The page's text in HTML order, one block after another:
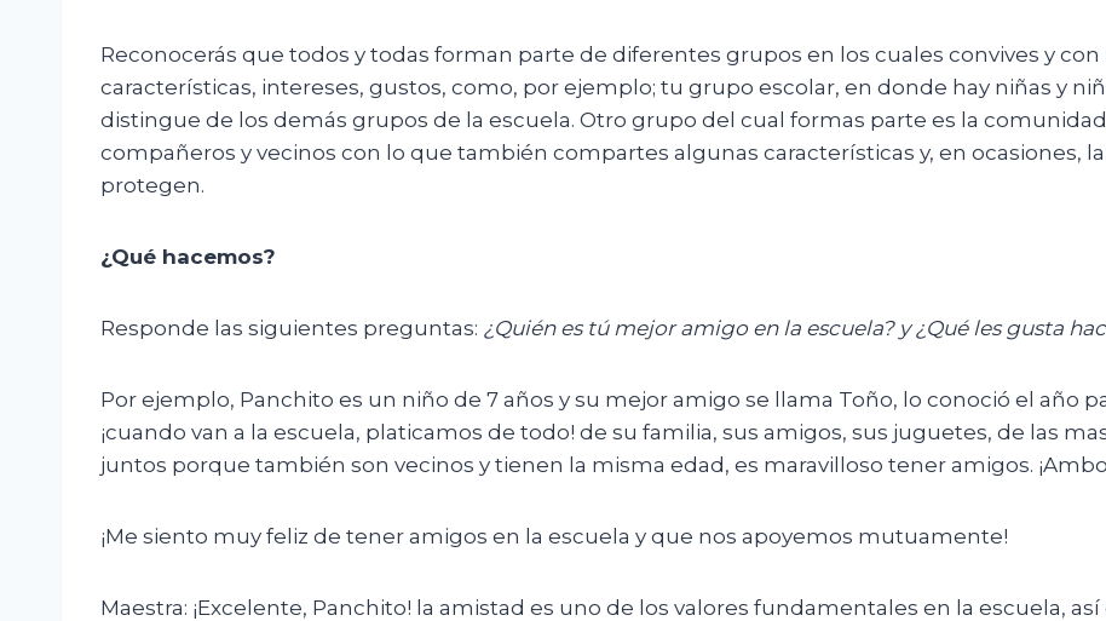
Reconocerás que todos y todas forman parte de diferentes grupos en los cuales convives y
características, intereses, gustos, como, por ejemplo; tu grupo escolar, en donde hay niñas y
distingue de los demás grupos de la escuela. Otro grupo del cual formas parte es la
compañeros y vecinos con lo que también compartes algunas características y, en ocasiones,
protegen.
¿Qué hacemos?
Responde las siguientes preguntas: ¿Quién estú mejor amigo en la escuela? y ¿Qué les gusta
Por ejemplo, Panchito es un niño de 7 años y su mejor amigo se llama Toño, lo conoció el año
¡cuando van a la escuela, platicamos de todo! de su familia, sus amigos, sus juguetes, de las
juntos porque también son vecinos y tienen la misma edad, es maravilloso tener amigos.
¡Me siento muy feliz de tener amigos en la escuela y que nos apoyemos mutuamente!
Maestra: ¡Excelente, Panchito! la amistad es uno de los valores fundamentales en la escuela,